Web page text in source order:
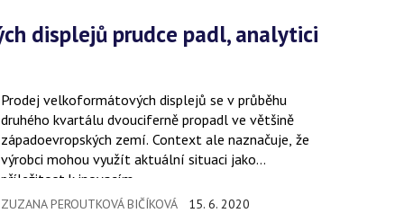
Prodej velkoformátových displejů se v průběhu
druhého kvartálu dvouciferně propadl ve většině
západoevropských zemí. Context ale naznačuje, že
výrobci mohou využít aktuální situaci jako
příležitost k inovacím.
ZUZANA PEROUTKOVÁ BIČÍKOVÁ
15. 6. 2020